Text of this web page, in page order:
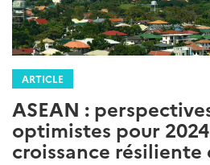
ARTICLE
ASEAN :
optimistes pour
croissance résiliente